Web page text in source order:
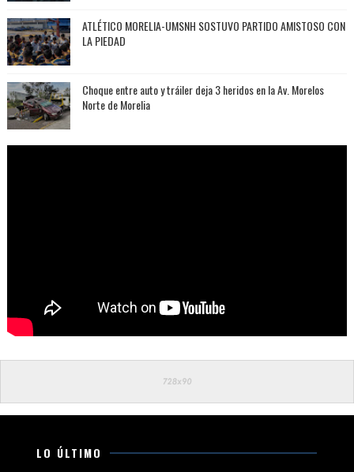
ATLÉTICO MORELIA-UMSNH SOSTUVO PARTIDO AMISTOSO CON
LA PIEDAD
Choque entre auto y tráiler deja 3 heridos en la Av. Morelos
Norte de Morelia
LO ÚLTIMO